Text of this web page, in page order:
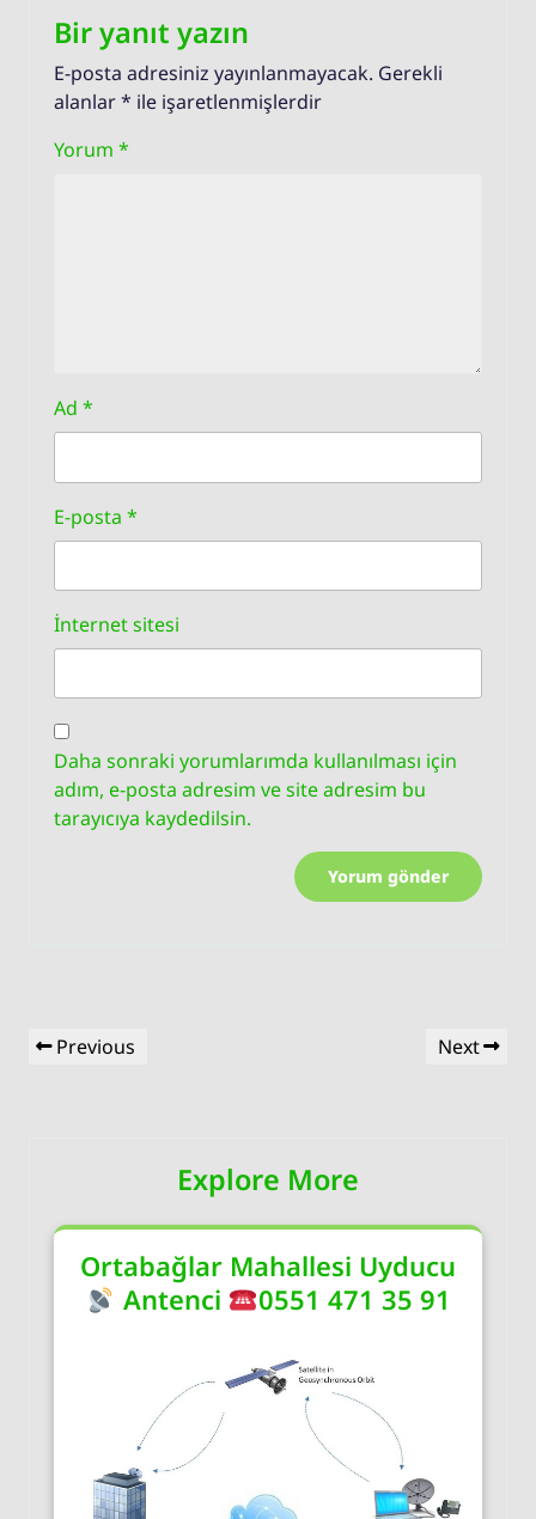
Bir yanıt yazın
E-posta adresiniz yayınlanmayacak. Gerekli
alanlar* ile işaretlenmişlerdir
Yorum *
Ad *
E-posta *
İnternet sitesi
Daha sonraki yorumlarımda kullanılması için
adım, e-posta adresim ve site adresim bu
tarayıcıya kaydedilsin.
Yazı
gezinmesi
Previous
Previous
Next
Next
Explore More
Ortabağlar Mahallesi Uyducu
Antenci
0551 471 35 91